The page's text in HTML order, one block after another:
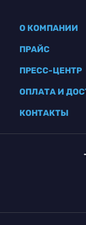
О КОМПАНИИ
ПРАЙС
ПРЕСС-ЦЕНТР
ОПЛАТА И
КОНТАКТЫ